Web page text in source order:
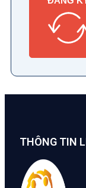
THÔNG TIN